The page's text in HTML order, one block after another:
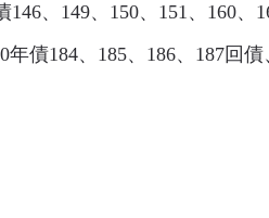
、149、150、151、160、
年債184、185、186、187回